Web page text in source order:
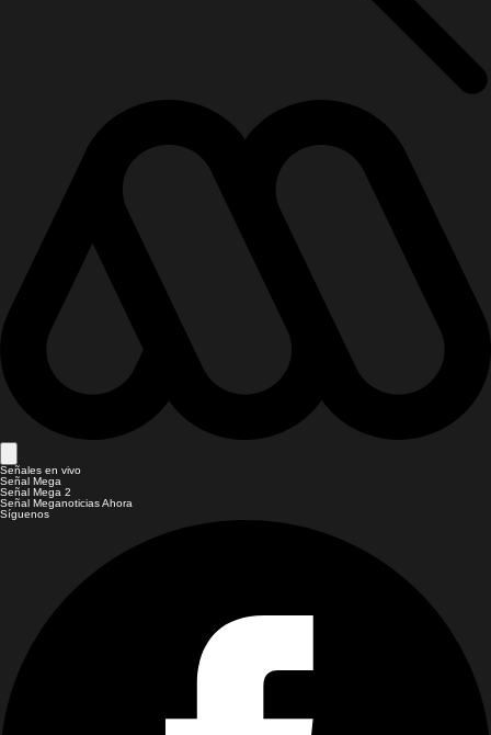
Señales en vivo
Señal Mega
Señal Mega 2
Señal Meganoticias Ahora
Síguenos